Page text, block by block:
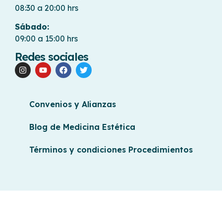
08:30 a 20:00 hrs
Sábado:
09:00 a 15:00 hrs
Redes sociales
Convenios y Alianzas
Blog de Medicina Estética
Términos y condiciones Procedimientos